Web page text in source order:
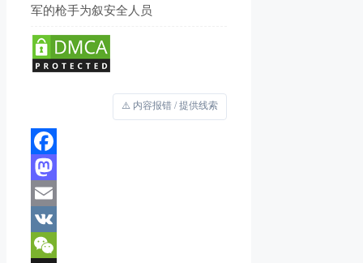
军的枪手为叙安全人员
⚠️ 内容报错 / 提供线索
Facebook
Mastodon
Email
VK